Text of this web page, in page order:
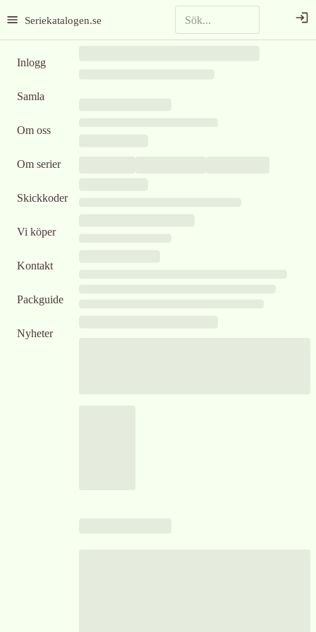
Seriekatalogen.se
Inlogg
Samla
Om oss
Om serier
Skickkoder
Vi köper
Kontakt
Packguide
Nyheter